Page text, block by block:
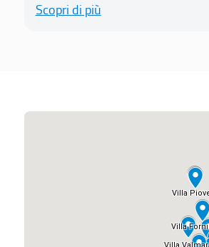
Scopri di più